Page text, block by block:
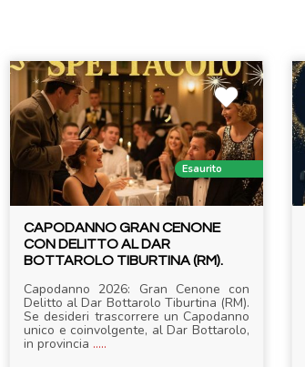
Esaurito
CAPODANNO GRAN CENONE
CON DELITTO AL DAR
BOTTAROLO TIBURTINA (RM).
Capodanno 2026: Gran Cenone con
Delitto al Dar Bottarolo Tiburtina (RM).
Se desideri trascorrere un Capodanno
unico e coinvolgente, al Dar Bottarolo,
in provincia .....